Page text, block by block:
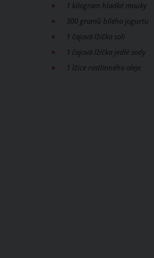
1 kilogram hladké mouky
300 gramů bílého jogurtu
1 čajová lžička soli
1 čajová lžička jedlé sody
1 lžíce rostlinného oleje